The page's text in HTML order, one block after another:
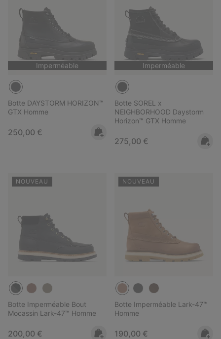
Imperméable
Botte DAYSTORM HORIZON™
GTX Homme
Regular price:
250,00 €
Imperméable
Botte SOREL x
NEIGHBORHOOD Daystorm
Horizon™ GTX Homme
Regular price:
275,00 €
NOUVEAU
Botte Imperméable Bout
Mocassin Lark-47™ Homme
Regular price:
200,00 €
NOUVEAU
Botte Imperméable Lark-47™
Homme
Regular price:
190,00 €